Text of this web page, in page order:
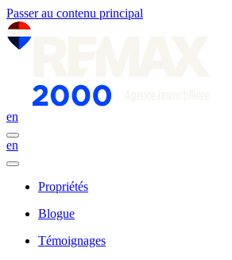
Passer au contenu principal
en
en
Propriétés
Blogue
Témoignages